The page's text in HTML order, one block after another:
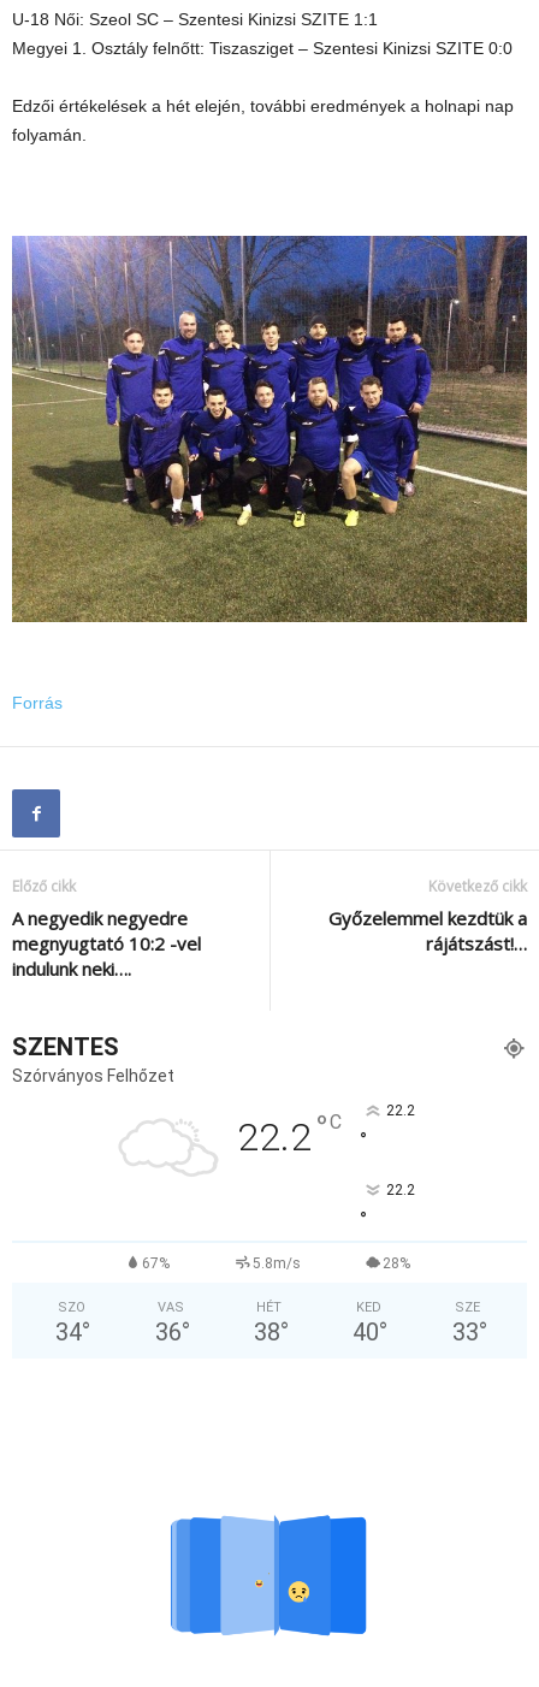
U-18 Női: Szeol SC – Szentesi Kinizsi SZITE 1:1
Megyei 1. Osztály felnőtt: Tiszasziget – Szentesi Kinizsi SZITE 0:0
Edzői értékelések a hét elején, további eredmények a holnapi nap
folyamán.
Forrás
Előző cikk
A negyedik negyedre
megnyugtató 10:2 -vel
indulunk neki….
Következő cikk
Győzelemmel kezdtük a
rájátszást!…
SZENTES
Szórványos Felhőzet
22.2°C 22.2
°
22.2
°
67% 5.8m/s 28%
SZO
34°
VAS
36°
HÉT
38°
KED
40°
SZE
33°